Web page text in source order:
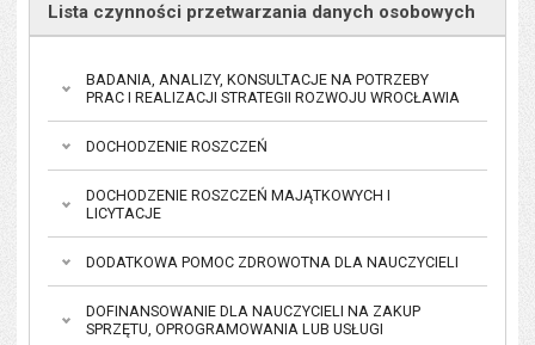
Lista czynności przetwarzania danych osobowych
BADANIA, ANALIZY, KONSULTACJE NA POTRZEBY
PRAC I REALIZACJI STRATEGII ROZWOJU WROCŁAWIA
DOCHODZENIE ROSZCZEŃ
DOCHODZENIE ROSZCZEŃ MAJĄTKOWYCH I
LICYTACJE
DODATKOWA POMOC ZDROWOTNA DLA NAUCZYCIELI
DOFINANSOWANIE DLA NAUCZYCIELI NA ZAKUP
SPRZĘTU, OPROGRAMOWANIA LUB USŁUGI